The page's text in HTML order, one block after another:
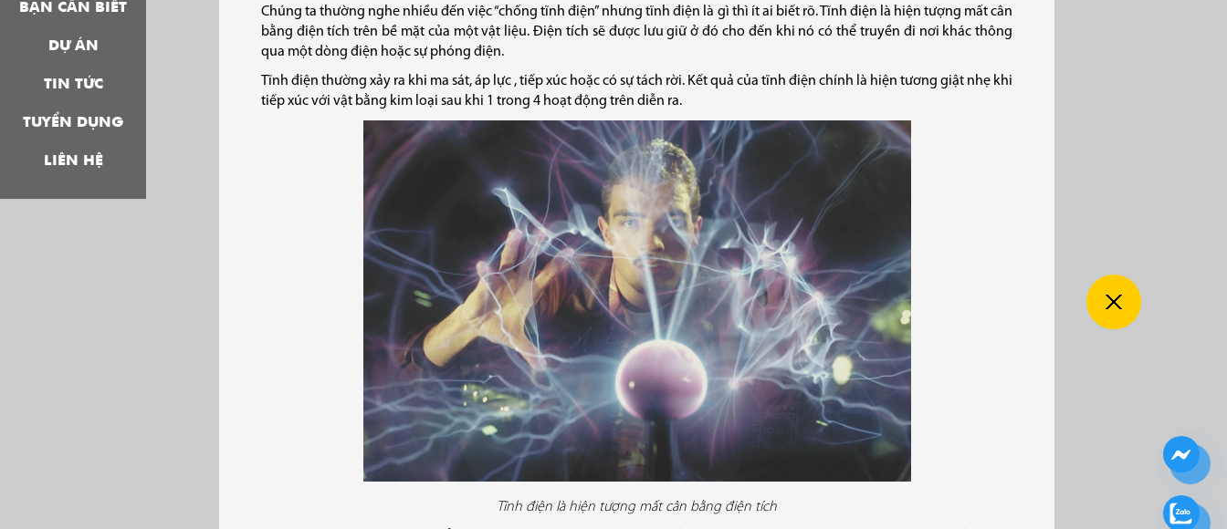
BẠN CẦN BIẾT
DỰ ÁN
TIN TỨC
TUYỂN DỤNG
LIÊN HỆ
Chúng ta thường nghe nhiều đến việc “chống tĩnh điện” nhưng tĩnh điện là gì thì ít ai biết rõ. Tĩnh điện là hiện tượng mất cân
bằng điện tích trên bề mặt của một vật liệu. Điện tích sẽ được lưu giữ ở đó cho đến khi nó có thể truyền đi nơi khác thông
qua một dòng điện hoặc sự phóng điện.
Tĩnh điện thường xảy ra khi ma sát, áp lực , tiếp xúc hoặc có sự tách rời. Kết quả của tĩnh điện chính là hiện tương giật nhẹ khi
tiếp xúc với vật bằng kim loại sau khi 1 trong 4 hoạt động trên diễn ra.
Tĩnh điện là hiện tượng mất cân bằng điện tích